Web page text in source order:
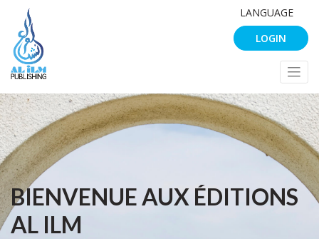
LANGUAGE
LOGIN
BIENVENUE AUX ÉDITIONS
AL ILM